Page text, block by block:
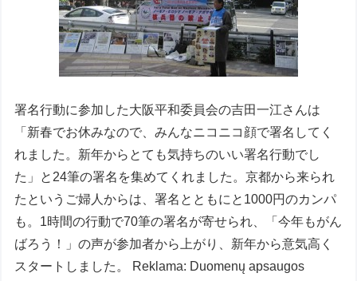
署名行動に参加した大阪平和委員会の吉田一江さんは
「新春でお休みなので、みんなニコニコ顔で署名してく
れました。新年からとても気持ちのいい署名行動でし
た」と24筆の署名を集めてくれました。京都から来られ
たというご婦人からは、署名とともにと1000円のカンパ
も。1時間の行動で70筆の署名が寄せられ、「今年もがん
ばろう！」の声が参加者から上がり、新年から意気高く
スタートしました。 Reklama: Duomenų apsaugos